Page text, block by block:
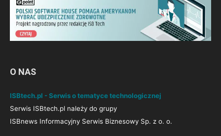
O NAS
ISBtech.pl - Serwis o tematyce technologicznej
Serwis ISBtech.pl należy do grupy
ISBnews Informacyjny Serwis Biznesowy Sp. z o. o.